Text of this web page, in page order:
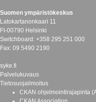
Suomen ympäristökeskus
Latokartanonkaari 11
FI-00790 Helsinki
Switchboard: +358 295 251 000
Fax: 09 5490 2190
syke.fi
Palvelukuvaus
Tietosuojailmoitus
CKAN ohjelmointirajapinta